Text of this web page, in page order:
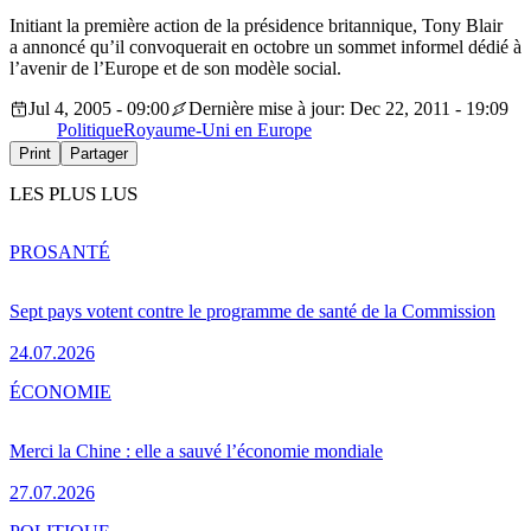
Initiant la première action de la présidence britannique, Tony Blair
a annoncé qu’il convoquerait en octobre un sommet informel dédié à
l’avenir de l’Europe et de son modèle social.
Jul 4, 2005 - 09:00
Dernière mise à jour: Dec 22, 2011 - 19:09
PolitiqueRoyaume-Uni en Europe
Print Partager
LES PLUS LUS
Sept pays votent contre le programme de santé de la Commission
24.07.2026
PROSANTÉ
Merci la Chine : elle a sauvé l’économie mondiale
27.07.2026
ÉCONOMIE